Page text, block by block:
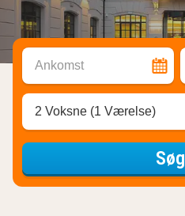
Ankomst
2 Voksne (1 Værelse)
Søg